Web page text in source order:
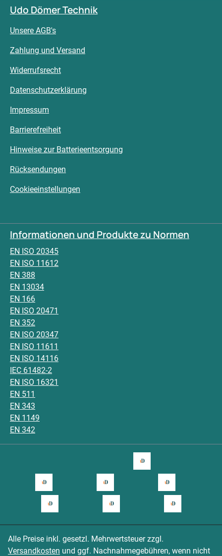
Udo Dömer Technik
Unsere AGB's
Zahlung und Versand
Widerrufsrecht
Datenschutzerklärung
Impressum
Barrierefreiheit
Hinweise zur Batterieentsorgung
Rücksendungen
Cookieeinstellungen
Informationen und Produkte zu Normen
EN ISO 20345
EN ISO 11612
EN 388
EN 13034
EN 166
EN ISO 20471
EN 352
EN ISO 20347
EN ISO 11611
EN ISO 14116
IEC 61482-2
EN ISO 16321
EN 511
EN 343
EN 1149
EN 342
Alle Preise inkl. gesetzl. Mehrwertsteuer zzgl.
Versandkosten und ggf. Nachnahmegebühren, wenn nicht